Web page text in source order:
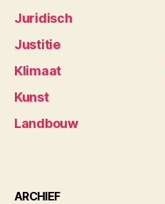
Juridisch
Justitie
Klimaat
Kunst
Landbouw
ARCHIEF